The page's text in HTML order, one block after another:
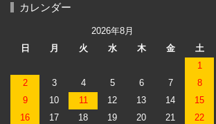
カレンダー
2026年8月
日
月 火 水 木 金
土
1
2
3 4 5 6 7
8
9
10 11 12 13 14
15
16
17 18 19 20 21
22